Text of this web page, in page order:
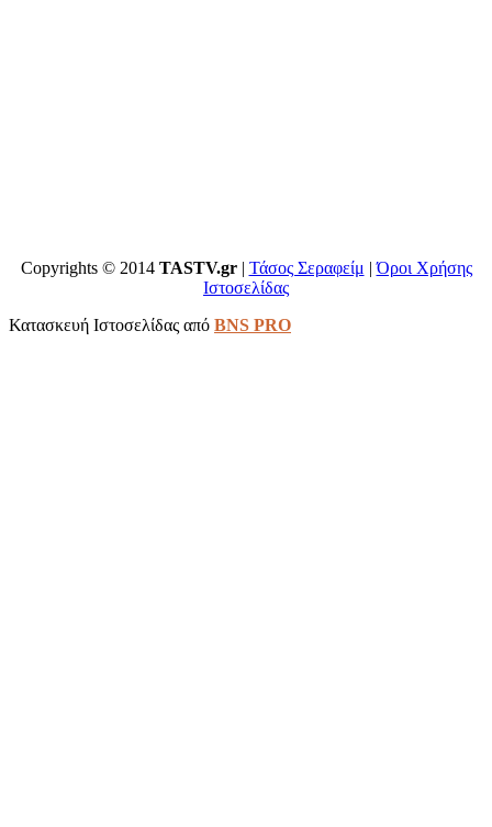
Copyrights © 2014 TASTV.gr| Τάσος Σεραφείμ |Όροι Χρήσης
Ιστοσελίδας
Κατασκευή Ιστοσελίδας από BNS PRO